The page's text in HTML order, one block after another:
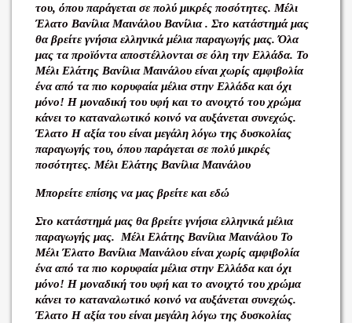
του, όπου παράγεται σε πολύ μικρές ποσότητες. Μέλι
Έλατο Βανίλια Μαινάλου Βανίλια . Στο κατάστημά μας
θα βρείτε γνήσια ελληνικά μέλια παραγωγής μας. Όλα
μας τα προϊόντα αποστέλλονται σε όλη την Ελλάδα. Το
Μέλι Ελάτης Βανίλια Μαινάλου είναι χωρίς αμφιβολία
ένα από τα πιο κορυφαία μέλια στην Ελλάδα και όχι
μόνο! Η μοναδική του υφή και το ανοιχτό του χρώμα
κάνει το καταναλωτικό κοινό να αυξάνεται συνεχώς.
Έλατο Η αξία του είναι μεγάλη λόγω της δυσκολίας
παραγωγής του, όπου παράγεται σε πολύ μικρές
ποσότητες. Μέλι Ελάτης Βανίλια Μαινάλου
Μπορείτε επίσης να μας βρείτε και εδώ
Στο κατάστημά μας θα βρείτε γνήσια ελληνικά μέλια
παραγωγής μας. Μέλι Ελάτης Βανίλια Μαινάλου Το
Μέλι Έλατο Βανίλια Μαινάλου είναι χωρίς αμφιβολία
ένα από τα πιο κορυφαία μέλια στην Ελλάδα και όχι
μόνο! Η μοναδική του υφή και το ανοιχτό του χρώμα
κάνει το καταναλωτικό κοινό να αυξάνεται συνεχώς.
Έλατο Η αξία του είναι μεγάλη λόγω της δυσκολίας